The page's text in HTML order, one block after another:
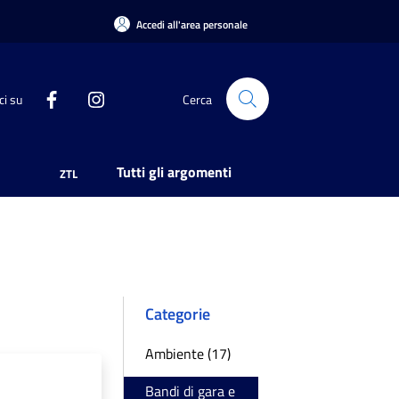
Accedi all'area personale
su Cerca
ZTL Tutti gli argomenti
Categorie
Ambiente (17)
Bandi di gara e